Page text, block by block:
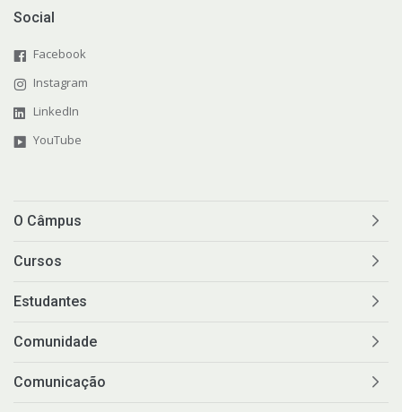
Social
Facebook
Instagram
LinkedIn
YouTube
O Câmpus
Cursos
Estudantes
Comunidade
Comunicação